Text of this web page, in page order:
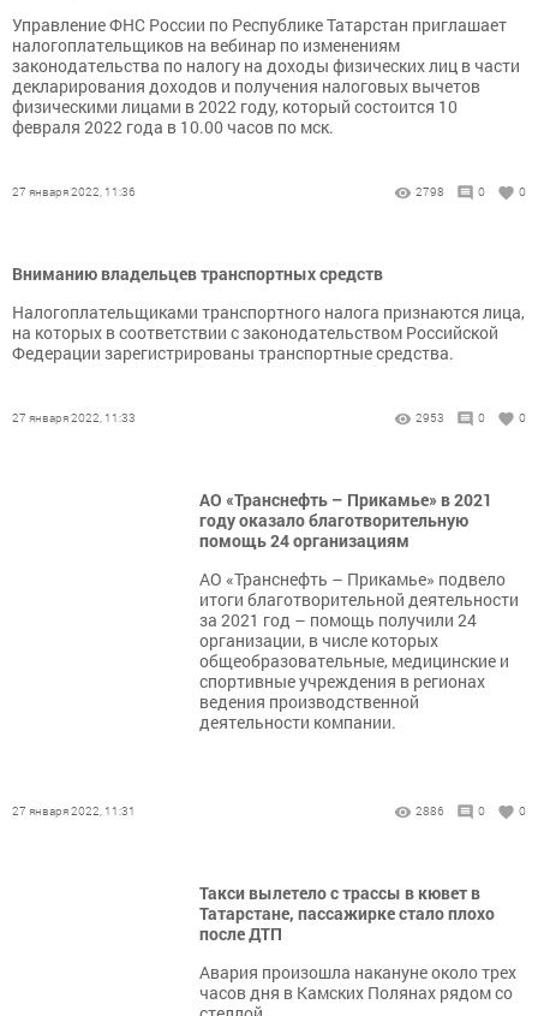
Управление ФНС России по Республике Татарстан приглашает
налогоплательщиков на вебинар по изменениям
законодательства по налогу на доходы физических лиц в части
декларирования доходов и получения налоговых вычетов
физическими лицами в 2022 году, который состоится 10
февраля 2022 года в 10.00 часов по мск.
27 января 2022, 11:36 2798 0 0
Вниманию владельцев транспортных средств
Налогоплательщиками транспортного налога признаются лица,
на которых в соответствии с законодательством Российской
Федерации зарегистрированы транспортные средства.
27 января 2022, 11:33 2953 0 0
АО «Транснефть – Прикамье» в 2021
году оказало благотворительную
помощь 24 организациям
АО «Транснефть – Прикамье» подвело
итоги благотворительной деятельности
за 2021 год – помощь получили 24
организации, в числе которых
общеобразовательные, медицинские и
спортивные учреждения в регионах
ведения производственной
деятельности компании.
27 января 2022, 11:31 2886 0 0
Такси вылетело с трассы в кювет в
Татарстане, пассажирке стало плохо
после ДТП
Авария произошла накануне около трех
часов дня в Камских Полянах рядом со